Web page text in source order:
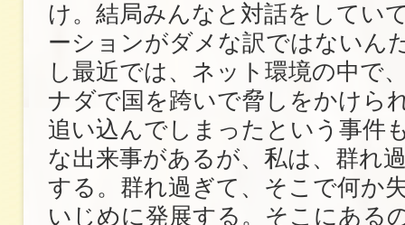
け。結局みんなと対話をしてい
ーションがダメな訳ではないん
し最近では、ネット環境の中で
ナダで国を跨いで脅しをかけら
追い込んでしまったという事件
な出来事があるが、私は、群れ
する。群れ過ぎて、そこで何か
いじめに発展する。そこにある